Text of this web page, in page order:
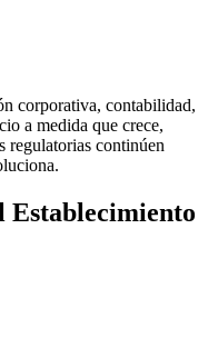
corporativa, contabilidad,
a medida que crece,
regulatorias continúen
Establecimiento